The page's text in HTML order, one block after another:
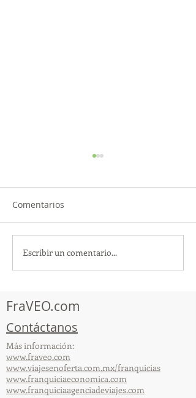
TourTravelynByFraveo
participó en la
Comentarios
Escribir un comentario...
FraVEO.com
Contáctanos
Más información:
www.fraveo.com
www.viajesenoferta.com.mx/franquicias
www.franquiciaeconomica.com
www.franquiciaagenciadeviajes.com